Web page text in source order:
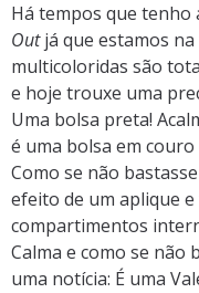
Há tempos que tenho
Outjá que estamos
multicoloridas são
e hoje trouxe uma
Uma bolsa preta!
é uma bolsa em
Como se não
efeito de um aplique
compartimentos
Calma e como se não
uma notícia: É uma